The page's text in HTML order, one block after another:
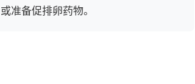
准备促排卵药物。